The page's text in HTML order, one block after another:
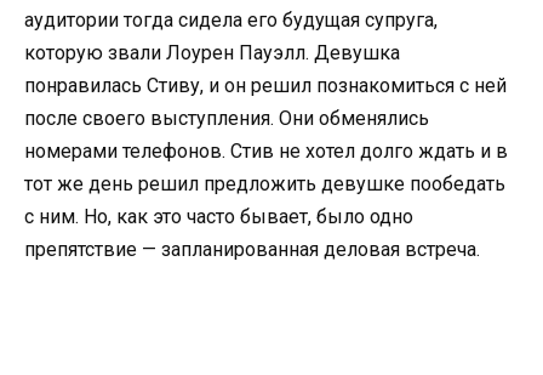
аудитории тогда сидела его будущая супруга,
которую звали Лоурен Пауэлл. Девушка
понравилась Стиву, и он решил познакомиться с ней
после своего выступления. Они обменялись
номерами телефонов. Стив не хотел долго ждать и в
тот же день решил предложить девушке пообедать
с ним. Но, как это часто бывает, было одно
препятствие — запланированная деловая встреча.